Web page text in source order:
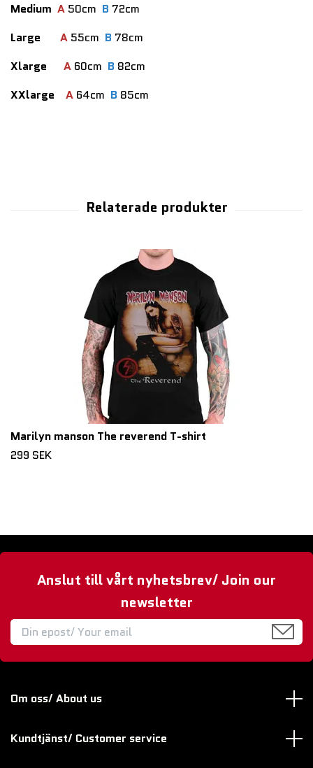
Medium A 50cm B 72cm
Large
A 55cm B 78cm
Xlarge
A 60cm B 82cm
XXlarge
A 64cm B 85cm
Marilyn manson The reverend T-shirt
299 SEK
Anslut till vårt nyhetsbrev/ Join our
newsletter
Om oss/ About us
Kundtjänst/ Customer service